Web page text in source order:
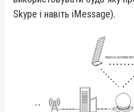
Skype і навіть iMessage).